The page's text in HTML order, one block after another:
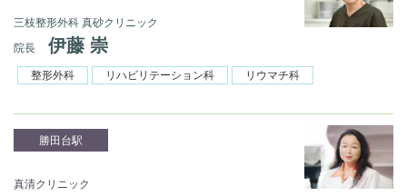
三枝整形外科 真砂クリニック
院長
伊藤 崇
整形外科 リハビリテーション科 リウマチ科
勝田台駅
真清クリニック